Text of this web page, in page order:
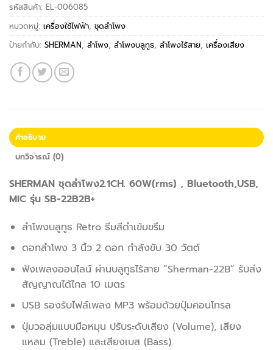
รหัสสินค้า: EL-006085
หมวดหมู่: เครื่องใช้ไฟฟ้า, ชุดลำโพง
ป้ายกำกับ: SHERMAN, ลำโพง, ลำโพงบลูทูธ, ลำโพงไร้สาย, เครื่องเสียง
คำอธิบาย
บทวิจารณ์ (0)
SHERMAN ชุดลำโพง2.1CH. 60W(rms) , Bluetooth,USB,
MIC รุ่น SB-22B2B+
ลำโพงบลูทูธ Retro ธีมสีดำเข้มขรึม
ดอกลำโพง 3 นิ้ว 2 ดอก กำลังขับ 30 วัตต์
ฟังเพลงออนไลน์ ผ่านบลูทูธไร้สาย “Sherman-22B” รับส่ง
สัญญาณได้ไกล 10 เมตร
USB รองรับไฟล์เพลง MP3 พร้อมด้วยปุ่มคอนโทรล
ปุ่มวอลุ่มแบบมือหมุน ปรับระดับเสียง (Volume), เสียง
แหลม (Treble) และเสียงเบส (Bass)